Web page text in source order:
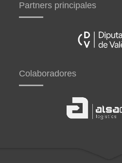
Partners principales
Colaboradores